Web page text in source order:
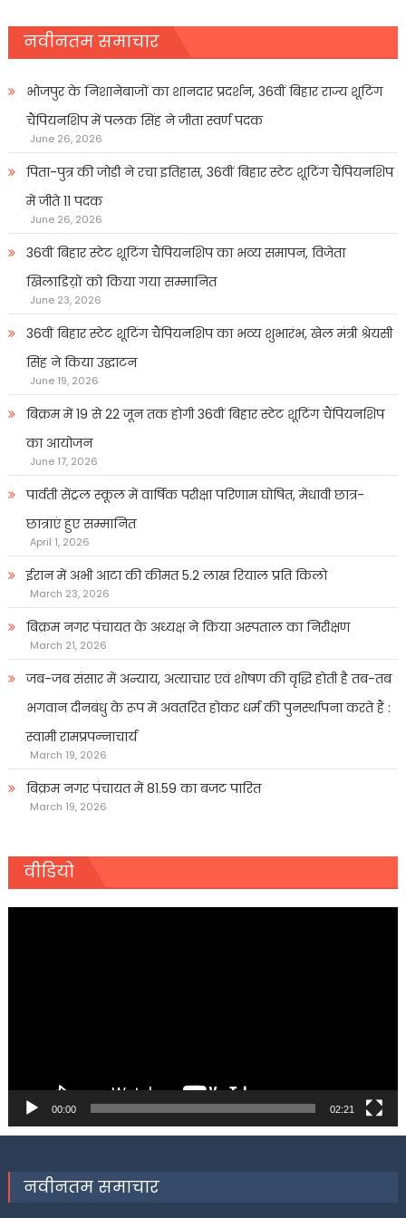
नवीनतम समाचार
भोजपुर के निशानेबाजों का शानदार प्रदर्शन, 36वीं बिहार राज्य शूटिंग
चैंपियनशिप में पलक सिंह ने जीता स्वर्ण पदक
June 26, 2026
पिता-पुत्र की जोड़ी ने रचा इतिहास, 36वीं बिहार स्टेट शूटिंग चैंपियनशिप
में जीते 11 पदक
June 26, 2026
36वीं बिहार स्टेट शूटिंग चैंपियनशिप का भव्य समापन, विजेता
खिलाडिय़ों को किया गया सम्मानित
June 23, 2026
36वीं बिहार स्टेट शूटिंग चैंपियनशिप का भव्य शुभारंभ, खेल मंत्री श्रेयसी
सिंह ने किया उद्घाटन
June 19, 2026
बिक्रम में 19 से 22 जून तक होगी 36वीं बिहार स्टेट शूटिंग चैंपियनशिप
का आयोजन
June 17, 2026
पार्वती सेंट्रल स्कूल में वार्षिक परीक्षा परिणाम घोषित, मेधावी छात्र-
छात्राएं हुए सम्मानित
April 1, 2026
ईरान में अभी आटा की कीमत 5.2 लाख रियाल प्रति किलो
March 23, 2026
बिक्रम नगर पंचायत के अध्यक्ष ने किया अस्पताल का निरीक्षण
March 21, 2026
जब-जब संसार में अन्याय, अत्याचार एवं शोषण की वृद्धि होती है तब-तब
भगवान दीनबंधु के रूप में अवतरित होकर धर्म की पुनर्स्थापना करते हैं :
स्वामी रामप्रपन्नाचार्य
March 19, 2026
बिक्रम नगर पंचायत में 81.59 का बजट पारित
March 19, 2026
वीडियो
00:00 02:21
नवीनतम समाचार